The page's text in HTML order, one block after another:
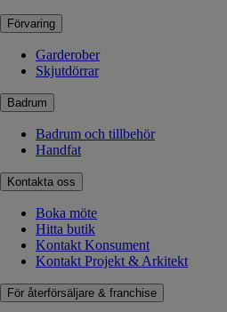
Förvaring
Garderober
Skjutdörrar
Badrum
Badrum och tillbehör
Handfat
Kontakta oss
Boka möte
Hitta butik
Kontakt Konsument
Kontakt Projekt & Arkitekt
För återförsäljare & franchise